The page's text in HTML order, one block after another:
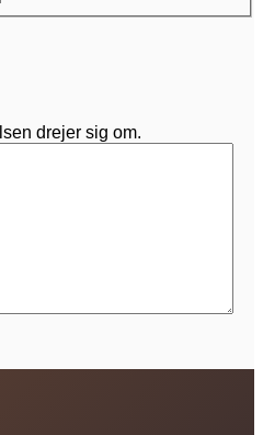
drejer sig om.